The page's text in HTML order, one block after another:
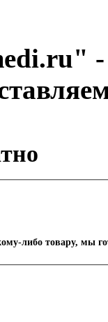
-
либо товару, мы